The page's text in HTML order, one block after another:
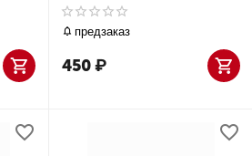
предзаказ
450₽